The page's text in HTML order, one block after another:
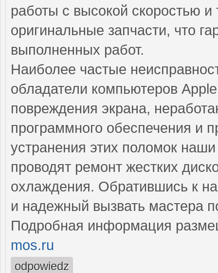
работы с высокой скоростью и
оригинальные запчасти, что
выполненных работ.
Наиболее частые
обладатели компьютеров
повреждения экрана,
программного обеспечения и
устранения этих поломок
проводят ремонт жестких
охлаждения. Обратившись к
и надежный вызвать мастера
Подробная информация
mos.ru
odpowiedz